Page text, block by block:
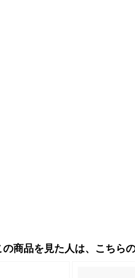
の商品を見た人は、こちら